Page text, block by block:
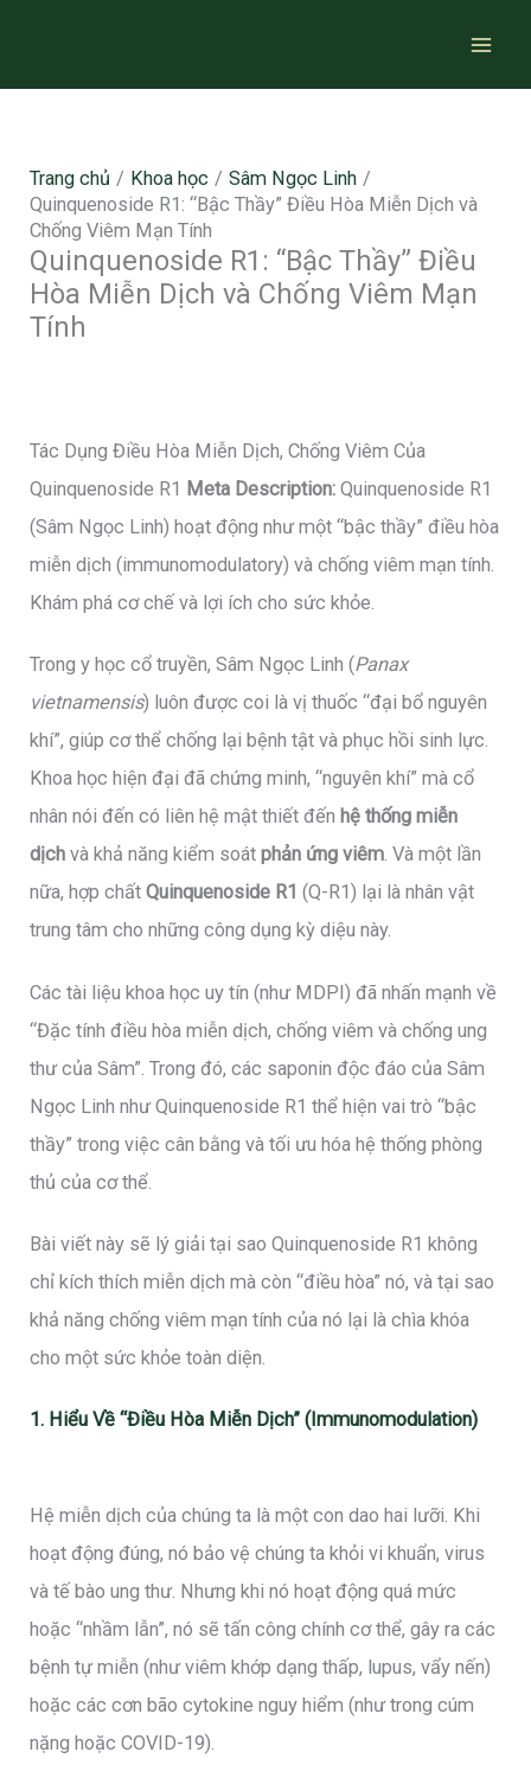
nội
Trang chủ Khoa học
Sâm Ngọc Linh
Quinquenoside R1: “Bậc Thầy” Điều Hòa Miễn Dịch và
Chống Viêm Mạn Tính
Quinquenoside R1: “Bậc Thầy” Điều
Hòa Miễn Dịch và Chống Viêm Mạn
Tính
Tác Dụng Điều Hòa Miễn Dịch, Chống Viêm Của
Quinquenoside R1 Meta Description: Quinquenoside R1
(Sâm Ngọc Linh) hoạt động như một “bậc thầy” điều hòa
miễn dịch (immunomodulatory) và chống viêm mạn tính.
Khám phá cơ chế và lợi ích cho sức khỏe.
Trong y học cổ truyền, Sâm Ngọc Linh (Panax
vietnamensis) luôn được coi là vị thuốc “đại bổ nguyên
khí”, giúp cơ thể chống lại bệnh tật và phục hồi sinh lực.
Khoa học hiện đại đã chứng minh, “nguyên khí” mà cổ
nhân nói đến có liên hệ mật thiết đến hệ thống miễn
dịch và khả năng kiểm soátphản ứng viêm. Và một lần
nữa, hợp chấtQuinquenoside R1 (Q-R1) lại là nhân vật
trung tâm cho những công dụng kỳ diệu này.
Các tài liệu khoa học uy tín (như MDPI) đã nhấn mạnh về
“Đặc tính điều hòa miễn dịch, chống viêm và chống ung
thư của Sâm”. Trong đó, các saponin độc đáo của Sâm
Ngọc Linh như Quinquenoside R1 thể hiện vai trò “bậc
thầy” trong việc cân bằng và tối ưu hóa hệ thống phòng
thủ của cơ thể.
Bài viết này sẽ lý giải tại sao Quinquenoside R1 không
chỉ kích thích miễn dịch mà còn “điều hòa” nó, và tại sao
khả năng chống viêm mạn tính của nó lại là chìa khóa
cho một sức khỏe toàn diện.
1. Hiểu Về “Điều Hòa Miễn Dịch” (Immunomodulation)
Hệ miễn dịch của chúng ta là một con dao hai lưỡi. Khi
hoạt động đúng, nó bảo vệ chúng ta khỏi vi khuẩn, virus
và tế bào ung thư. Nhưng khi nó hoạt động quá mức
hoặc “nhầm lẫn”, nó sẽ tấn công chính cơ thể, gây ra các
bệnh tự miễn (như viêm khớp dạng thấp, lupus, vẩy nến)
hoặc các cơn bão cytokine nguy hiểm (như trong cúm
nặng hoặc COVID-19).